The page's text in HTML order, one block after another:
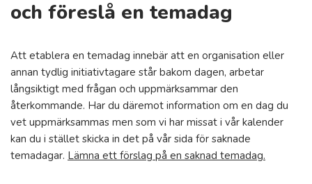
och föreslå en temadag
Att etablera en temadag innebär att en organisation eller
annan tydlig initiativtagare står bakom dagen, arbetar
långsiktigt med frågan och uppmärksammar den
återkommande. Har du däremot information om en dag du
vet uppmärksammas men som vi har missat i vår kalender
kan du i stället skicka in det på vår sida för saknade
temadagar. Lämna ett förslag på en saknad temadag.